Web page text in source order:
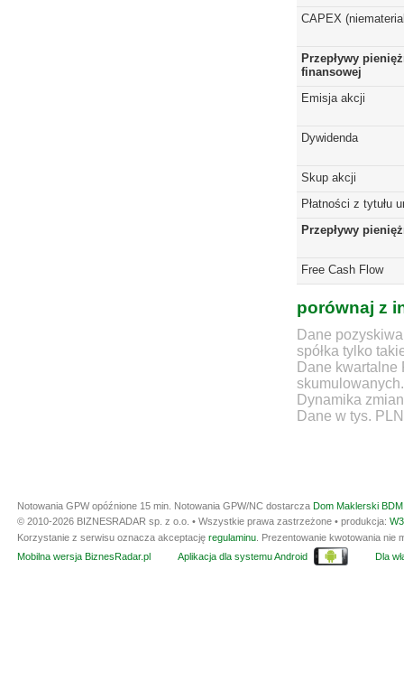
CAPEX
Przepływy
finansowej
Emisja akcji
Dywidenda
Skup akcji
Płatności z tytułu
Przepływy
Free Cash Flow
porównaj z
Dane
spółka tylko
Dane
skumulowanych.
Dynamika
Dane w tys. PLN
Notowania GPW opóźnione 15 min. Notowania GPW/NC dostarcza Dom Maklerski
© 2010-2026 BIZNESRADAR sp. z o.o. • Wszystkie prawa zastrzeżone • produkcja:
Korzystanie z serwisu oznacza akceptację regulaminu . Prezentowanie kwotowania
Mobilna wersja BiznesRadar.pl
Aplikacja dla systemu Android Dla